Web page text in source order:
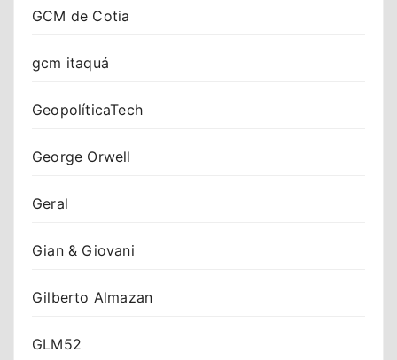
GCM de Cotia
gcm itaquá
GeopolíticaTech
George Orwell
Geral
Gian & Giovani
Gilberto Almazan
GLM52